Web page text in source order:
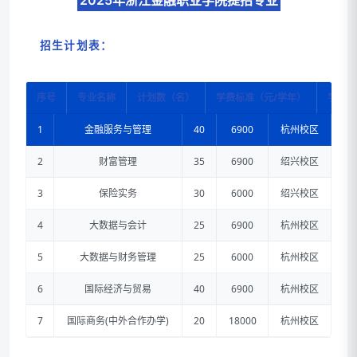
招生计划表：
序号 专业名称 计划数（名） 学费标准（元/学年） 学习
1 金融服务与管理 40 6900 杭州校区
2 财富管理 35 6900 绍兴校区
3 保险实务 30 6000 绍兴校区
4 大数据与会计 25 6900 杭州校区
5 大数据与财务管理 25 6000 杭州校区
6 国际经济与贸易 40 6900 杭州校区
7 国际商务(中外合作办学) 20 18000 杭州校区